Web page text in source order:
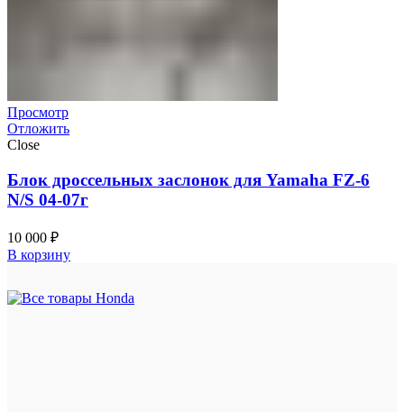
Просмотр
Отложить
Close
Блок дроссельных заслонок для Yamaha FZ-6
N/S 04-07г
10 000 ₽
В корзину